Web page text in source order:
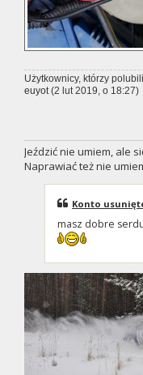
Użytkownicy, którzy
euyot (2 lut 2019, o 18:27)
Jeździć nie umiem, ale
Naprawiać też nie
Konto
masz dobre